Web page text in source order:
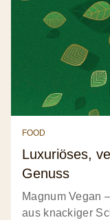
FOOD
Luxuriöses,
Genuss
Magnum Vegan
aus knackiger